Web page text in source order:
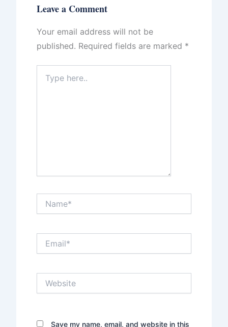
Leave a Comment
Your email address will not be
published. Required fields are marked *
here..
Save my name, email, and website in this